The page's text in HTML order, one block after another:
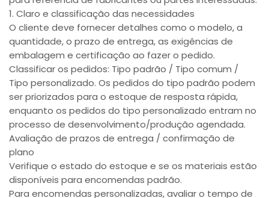
1. Claro e classificação das necessidades
O cliente deve fornecer detalhes como o modelo, a
quantidade, o prazo de entrega, as exigências de
embalagem e certificação ao fazer o pedido.
Classificar os pedidos: Tipo padrão / Tipo comum /
Tipo personalizado. Os pedidos do tipo padrão podem
ser priorizados para o estoque de resposta rápida,
enquanto os pedidos do tipo personalizado entram no
processo de desenvolvimento/produção agendada.
Avaliação de prazos de entrega / confirmação de
plano
Verifique o estado do estoque e se os materiais estão
disponíveis para encomendas padrão.
Para encomendas personalizadas, avaliar o tempo de